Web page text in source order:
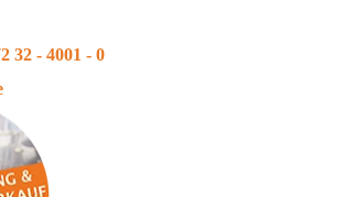
32 - 4001 - 0